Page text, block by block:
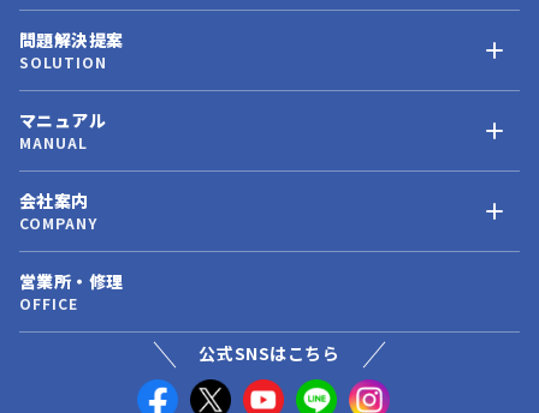
問題解決提案
SOLUTION
マニュアル
MANUAL
会社案内
COMPANY
営業所・修理
OFFICE
公式SNSはこちら